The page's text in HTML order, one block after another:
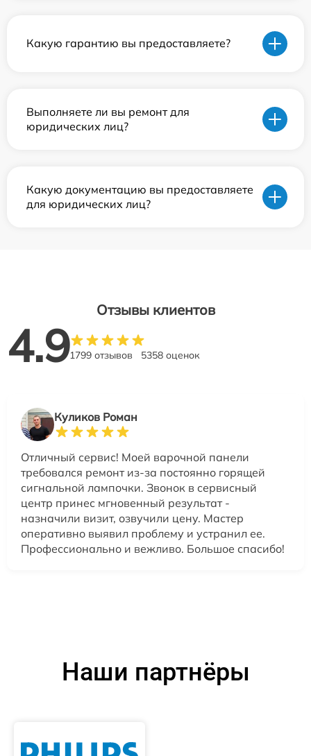
Какую гарантию вы предоставляете?
Выполняете ли вы ремонт для
юридических лиц?
Какую документацию вы предоставляете
для юридических лиц?
Отзывы клиентов
4.91799 отзывов 5358 оценок
Куликов Роман
Отличный сервис! Моей варочной панели
требовался ремонт из-за постоянно горящей
сигнальной лампочки. Звонок в сервисный
центр принес мгновенный результат -
назначили визит, озвучили цену. Мастер
оперативно выявил проблему и устранил ее.
Профессионально и вежливо. Большое спасибо!
Наши партнёры